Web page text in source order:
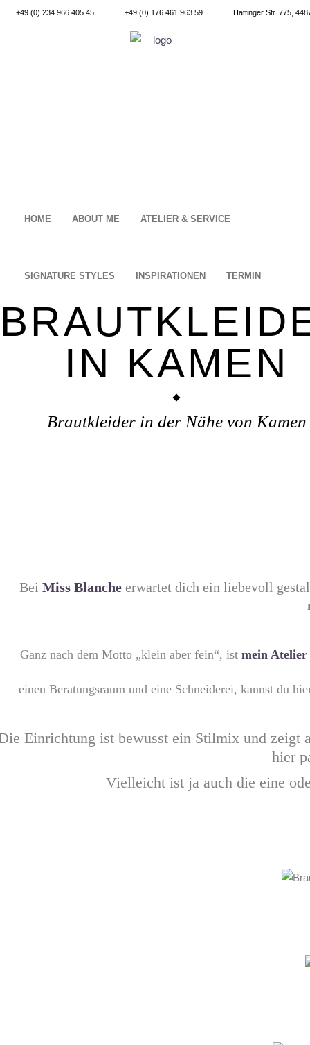
+49 (0) 234 966 405 45 +49 (0) 176 461 963 59 Hattinger Str. 775,
HOME ABOUT ME ATELIER & SERVICE
SIGNATURE STYLES INSPIRATIONEN TERMIN
IN KAMEN
Brautkleider in der Nähe von Kamen
Bei Miss Blanche erwartet dich ein liebevoll
Ganz nach dem Motto „klein aber fein“, ist mein Atelier
einen Beratungsraum und eine Schneiderei, kannst du
Einrichtung ist bewusst ein Stilmix und zeigt
hier
Vielleicht ist ja auch die eine